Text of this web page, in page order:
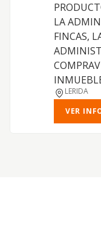
LA
FINCAS,
LERIDA
VER